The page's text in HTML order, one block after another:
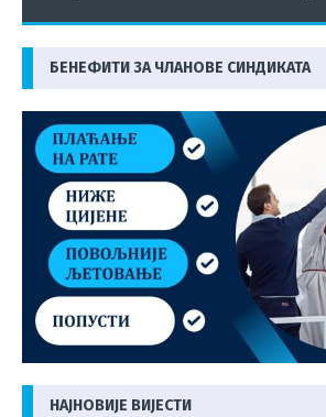
БЕНЕФИТИ ЗА ЧЛАНОВЕ СИНДИКАТА
НАЈНОВИЈЕ ВИЈЕСТИ